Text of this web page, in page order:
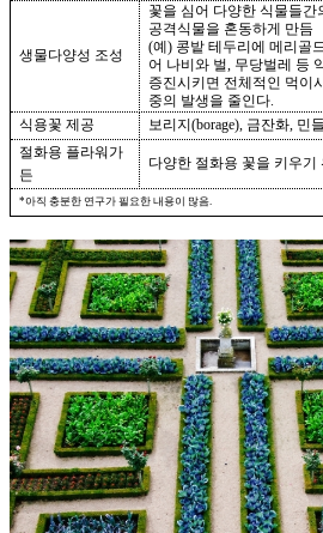
생물다양성 조성
꽃을 심어 다양한 식물들
공격식물을 혼동하게 만듬
(예) 콩밭 테두리에 메리골
어 나비와 벌 무당벌레 등
증진시키면 전체적인 먹이
중의 발생을 줄인다.
식용꽃 제공
보리지(borage), 금잔화, 민
절화용 플라워가
든
다양한 절화용 꽃을 키우기
*아직 충분한 연구가 필요한 내용이 많음.